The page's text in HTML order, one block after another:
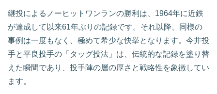
継投によるノーヒットワンランの勝利は、1964年に近鉄
が達成して以来61年ぶりの記録です。それ以降、同様の
事例は一度もなく、極めて希少な快挙となります。今井投
手と平良投手の「タッグ投法」は、伝統的な記録を塗り替
えた瞬間であり、投手陣の層の厚さと戦略性を象徴してい
ます。